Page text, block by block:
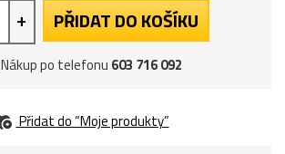
+ PŘIDAT DO KOŠÍKU
Nákup po telefonu 603 716 092
Přidat do “Moje produkty”